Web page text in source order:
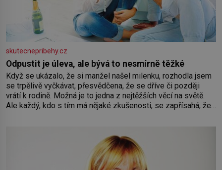
skutecnepribehy.cz
Odpustit je úleva, ale bývá to nesmírně těžké
Když se ukázalo, že si manžel našel milenku, rozhodla jsem
se trpělivě vyčkávat, přesvědčena, že se dříve či později
vrátí k rodině. Možná je to jedna z nejtěžších věcí na světě.
Ale každý, kdo s tím má nějaké zkušenosti, se zapřísahá, že